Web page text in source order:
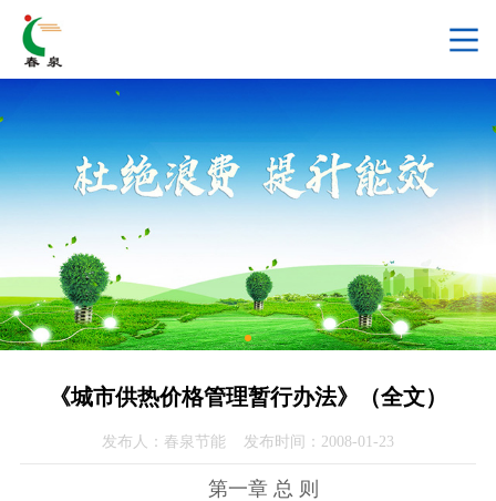
《城市供热价格管理暂行办法》（全文）
发布人：春泉节能 发布时间：2008-01-23
第一章 总 则